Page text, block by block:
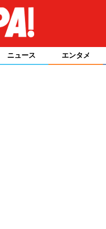
ニュース エンタメ